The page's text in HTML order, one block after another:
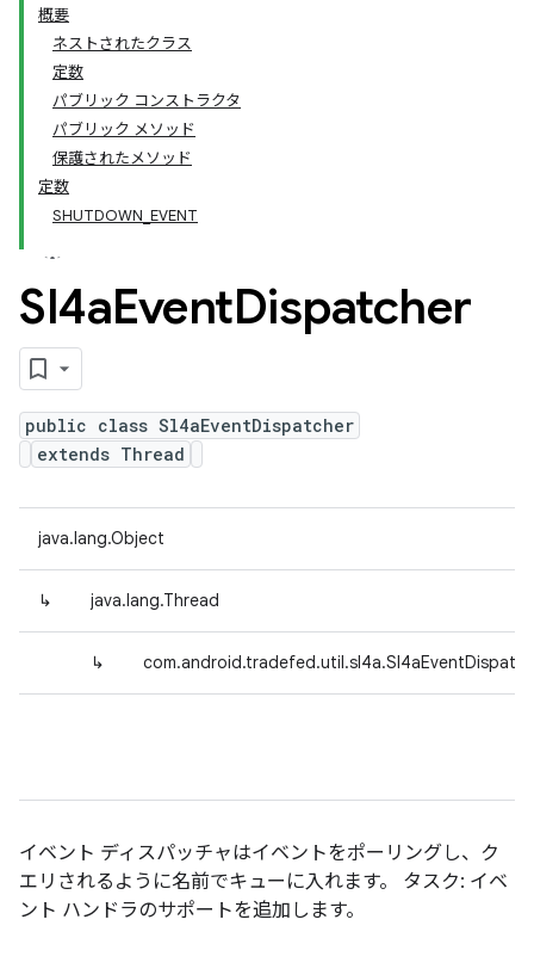
概要
ネストされたクラス
定数
パブリック コンストラクタ
パブリック メソッド
保護されたメソッド
定数
SHUTDOWN_EVENT
Sl4aEventDispatcher
public class Sl4aEventDispatcher
extends Thread
java.lang.Object
↳ java.lang.Thread
↳
イベント ディスパッチャはイベントをポーリングし、ク
エリされるように名前でキューに入れます。 タスク: イベ
ント ハンドラのサポートを追加します。